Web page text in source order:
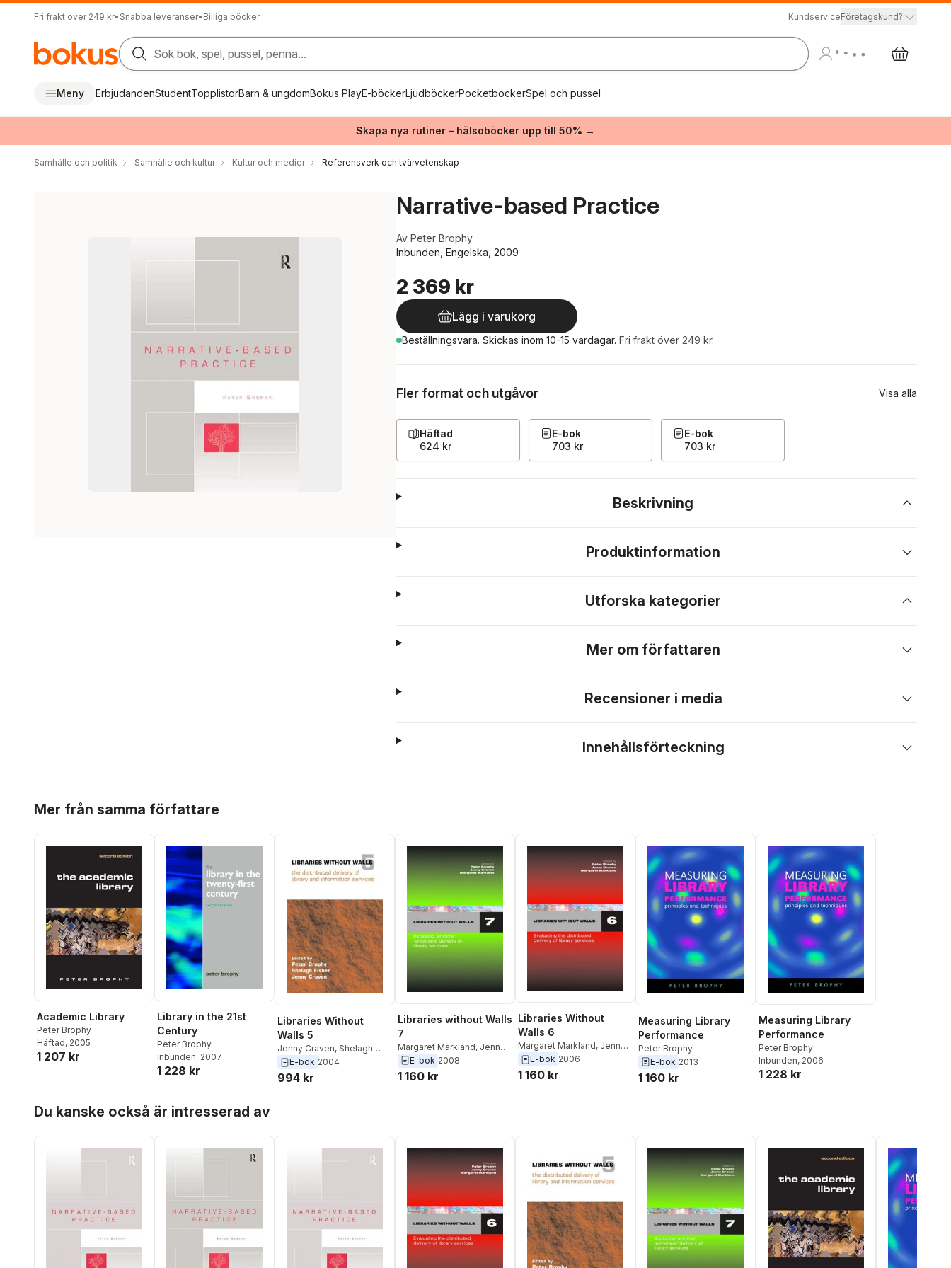
Fri frakt över 249 kr• Snabba leveranser• Billiga böcker KundserviceFöretagskund?
Sök bok, spel, pussel, penna...
Meny ErbjudandenStudentTopplistorBarn & ungdomBokus PlayE-böckerLjudböckerPocketböckerSpel och pussel
Skapa nya rutiner – hälsoböcker upp till 50% →
Samhälle och politik Samhälle och kultur Kultur och medier Referensverk och tvärvetenskap
Narrative-based Practice
Av Peter Brophy
Inbunden, Engelska, 2009
2 369 kr
Lägg i varukorg
Beställningsvara. Skickas inom 10-15 vardagar. Fri frakt över 249 kr.
Fler format och utgåvor Visa alla
Häftad
624 kr
E-bok
703 kr
E-bok
703 kr
Beskrivning
Produktinformation
Utforska kategorier
Mer om författaren
Recensioner i media
Innehållsförteckning
Mer från samma författare
Academic Library
Peter Brophy
Häftad, 2005
1 207 kr
Library in the 21st
Century
Peter Brophy
Inbunden, 2007
1 228 kr
Libraries Without
Walls 5
Jenny Craven, Shelagh
Fisher,Peter Brophy
E-bok 2004
994 kr
Libraries without Walls
7
Margaret Markland, Jenny
Craven,Peter Brophy
E-bok 2008
1 160 kr
Libraries Without
Walls 6
Margaret Markland, Jenny
Craven,Peter Brophy
E-bok 2006
1 160 kr
Measuring Library
Performance
Peter Brophy
E-bok 2013
1 160 kr
Measuring Library
Performance
Peter Brophy
Inbunden, 2006
1 228 kr
Du kanske också är intresserad av